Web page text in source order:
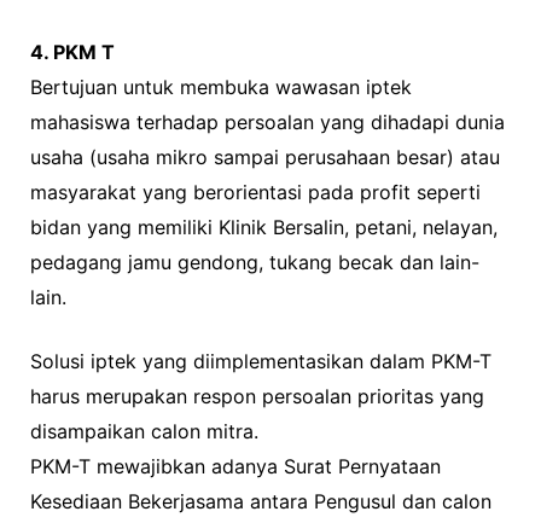
4. PKM T
Bertujuan untuk membuka wawasan iptek
mahasiswa terhadap persoalan yang dihadapi dunia
usaha (usaha mikro sampai perusahaan besar) atau
masyarakat yang berorientasi pada profit seperti
bidan yang memiliki Klinik Bersalin, petani, nelayan,
pedagang jamu gendong, tukang becak dan lain-
lain.
Solusi iptek yang diimplementasikan dalam PKM-T
harus merupakan respon persoalan prioritas yang
disampaikan calon mitra.
PKM-T mewajibkan adanya Surat Pernyataan
Kesediaan Bekerjasama antara Pengusul dan calon